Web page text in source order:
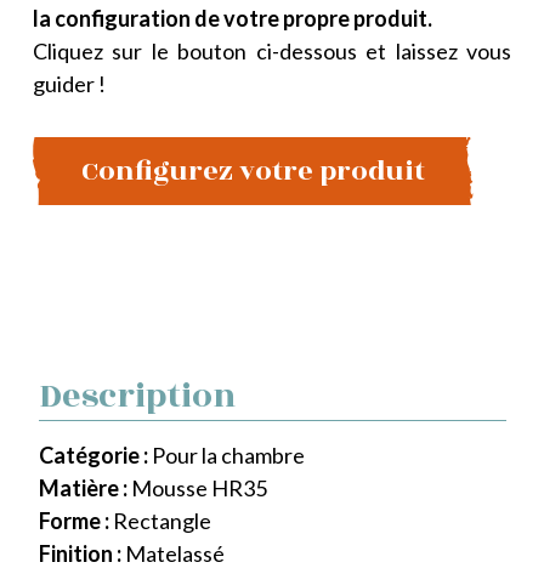
la configuration de votre propre produit.
Cliquez sur le bouton ci-dessous et laissez vous
guider !
Configurez votre produit
Description
Catégorie : Pour la chambre
Matière : Mousse HR35
Forme : Rectangle
Finition : Matelassé